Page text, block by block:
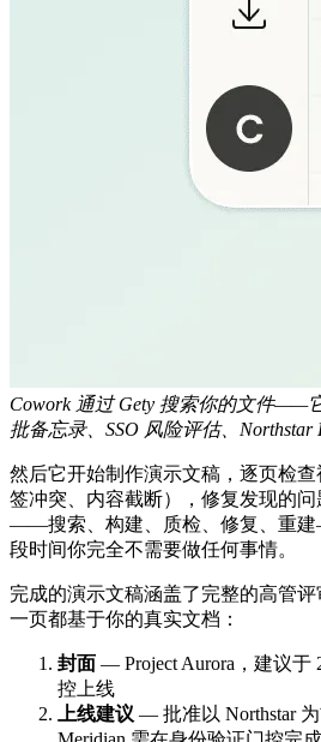
Cowork 通过 Gety 搜索你的文件——
批备忘录、SSO 风险评估、Northstar
然后它开始制作演示文稿，逐页检
签冲突、内容截断），修复发现的
——搜索、构建、质检、修复、重
段时间你完全不需要做任何事情。
完成的演示文稿涵盖了完整的高管
一页都基于你的真实文档：
封面 — Project Aurora，建议于
控上线
上线建议 — 批准以 Northstar